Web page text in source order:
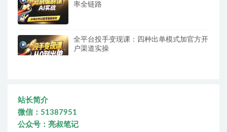
率全链路
全平台投手变现课：四种出单模式加官方开
户渠道实操
站长简介
微信：51387951
公众号：亮叔笔记